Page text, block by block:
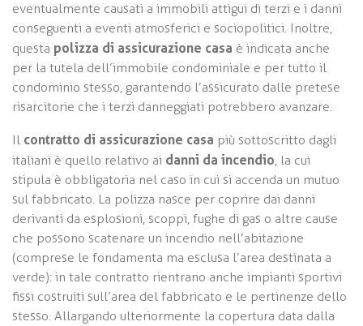
eventualmente causati a immobili attigui di terzi e i danni
conseguenti a eventi atmosferici e sociopolitici. Inoltre,
questa polizza di assicurazione casa è indicata anche
per la tutela dell’immobile condominiale e per tutto il
condominio stesso, garantendo l’assicurato dalle pretese
risarcitorie che i terzi danneggiati potrebbero avanzare.
Il contratto di assicurazione casa più sottoscritto dagli
italiani è quello relativo ai danni da incendio, la cui
stipula è obbligatoria nel caso in cui si accenda un mutuo
sul fabbricato. La polizza nasce per coprire dai danni
derivanti da esplosioni, scoppi, fughe di gas o altre cause
che possono scatenare un incendio nell’abitazione
(comprese le fondamenta ma esclusa l’area destinata a
verde): in tale contratto rientrano anche impianti sportivi
fissi costruiti sull’area del fabbricato e le pertinenze dello
stesso. Allargando ulteriormente la copertura data dalla